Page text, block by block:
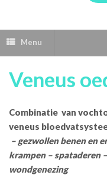
Menu
Veneus
Combinatie van
veneus
– gezwollen benen en
krampen – spataderen
wondgenezing